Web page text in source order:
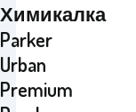
Химикалка
Parker
Urban
Premium